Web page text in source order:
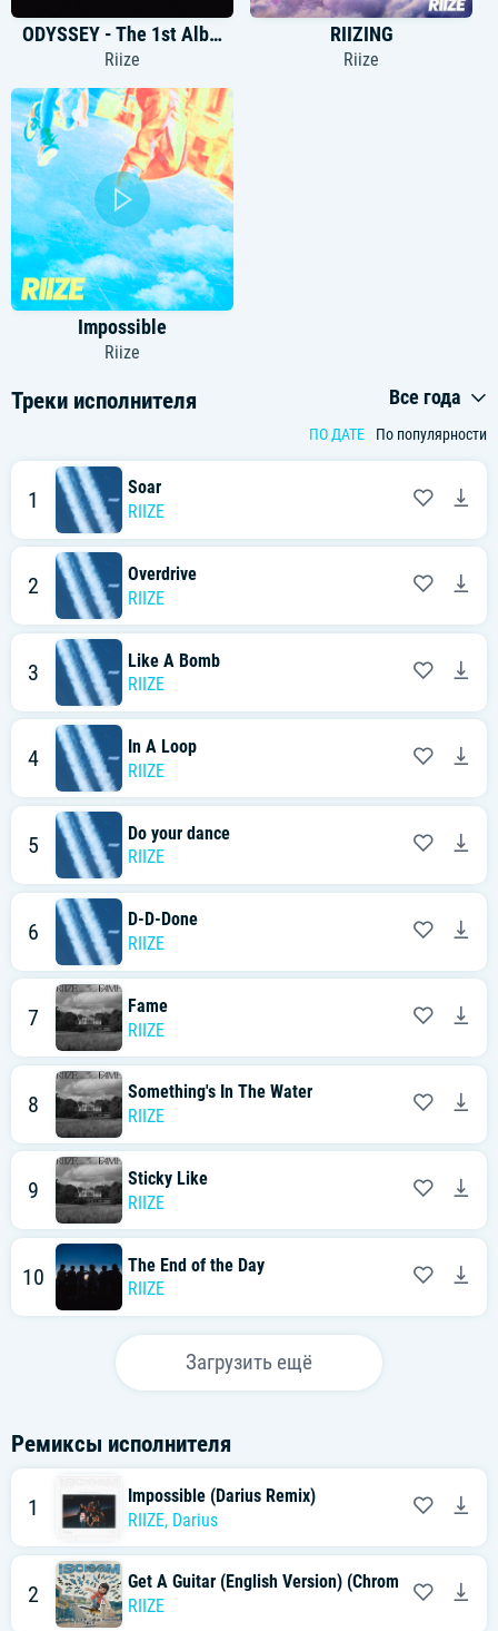
ODYSSEY - The 1st Album
Riize
RIIZING
Riize
Impossible
Riize
Треки исполнителя Все года
ПО ДАТЕ По популярности
1
Soar
RIIZE
2
Overdrive
RIIZE
3
Like A Bomb
RIIZE
4
In A Loop
RIIZE
5
Do your dance
RIIZE
6
D-D-Done
RIIZE
7
Fame
RIIZE
8
Something's In The Water
RIIZE
9
Sticky Like
RIIZE
10
The End of the Day
RIIZE
Загрузить ещё
Ремиксы исполнителя
1
Impossible (Darius Remix)
RIIZE, Darius
2
Get A Guitar (English Version) (Chromeo Remix)
RIIZE